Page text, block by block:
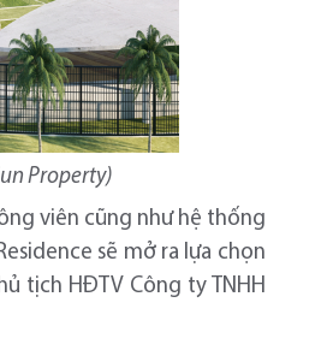
Property)
viên cũng như hệ thống
sẽ mở ra lựa chọn
tịch HĐTV Công ty TNHH